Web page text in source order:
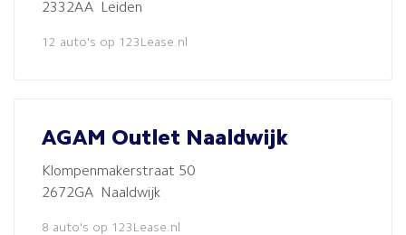
2332AA Leiden
12 auto's op 123Lease.nl
AGAM Outlet Naaldwijk
Klompenmakerstraat 50
2672GA Naaldwijk
8 auto's op 123Lease.nl